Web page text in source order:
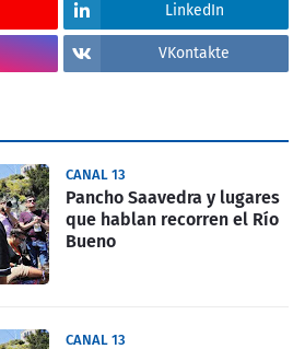
LinkedIn
VKontakte
CANAL 13
Pancho Saavedra y lugares
que hablan recorren el Río
Bueno
CANAL 13